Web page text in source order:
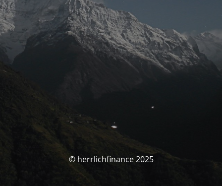
© herrlichfinance 2025